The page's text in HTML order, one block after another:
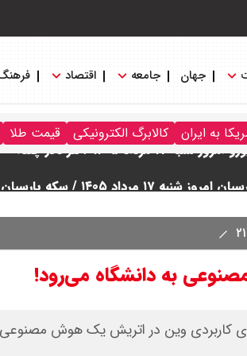
جهان جامعه اقتصاد
به ایران کالابرگ الکترونیکی قیمت طلا
۱۴۰۵ / قیمت هر گرم طلا چند ؟ + جدول
به دانشگاه می‌رود!
کاربردی وین در اتریش یک هوش